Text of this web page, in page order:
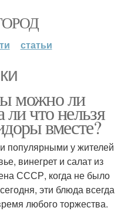
статьи
можно ли
ли что нельзя
вместе?
популярными у жителей
винегрет и салат из
СССР, когда не было
эти блюда всегда
любого торжества.